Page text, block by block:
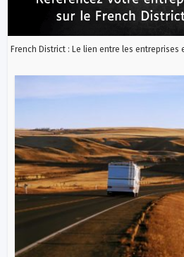
French District : Le lien entre les entreprises